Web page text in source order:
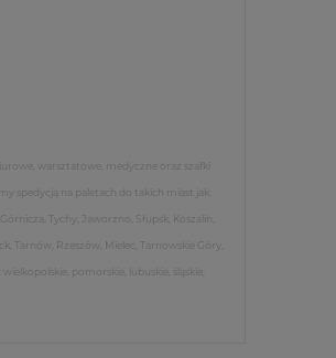
warsztatowe, medyczne oraz szafki
spedycją na paletach do takich miast jak:
Tychy, Jaworzno, Słupsk, Koszalin,
Tarnów, Rzeszów, Mielec, Tarnowskie Góry,
pomorskie, lubuskie, śląskie,